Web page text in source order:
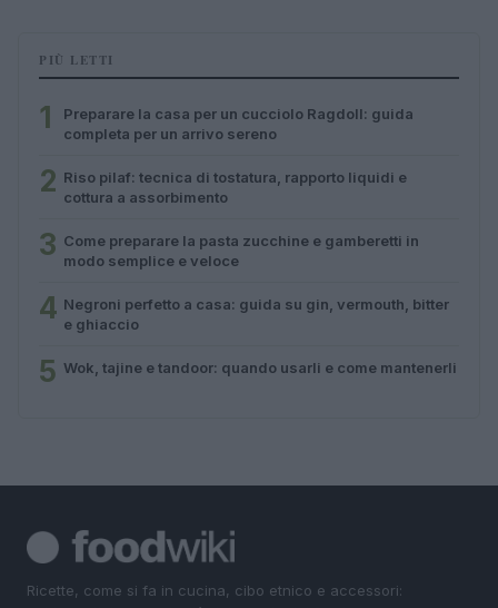
PIÙ LETTI
1
Preparare la casa per un cucciolo Ragdoll: guida
completa per un arrivo sereno
2 Riso pilaf: tecnica di tostatura, rapporto liquidi e
cottura a assorbimento
3 Come preparare la pasta zucchine e gamberetti in
modo semplice e veloce
4 Negroni perfetto a casa: guida su gin, vermouth, bitter
e ghiaccio
5 Wok, tajine e tandoor: quando usarli e come mantenerli
Ricette, come si fa in cucina, cibo etnico e accessori: